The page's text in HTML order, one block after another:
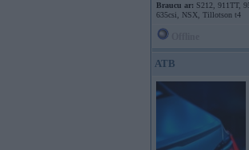
Braucu ar: S212, 911TT,
635csi, NSX, Tillotson t4
ATB